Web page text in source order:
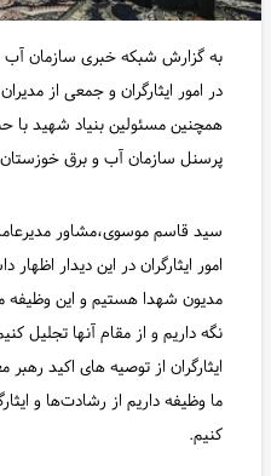
به گزارش شبکه خبری سازمان آب
در امور ایثارگران و جمعی از
همچنین مسئولین بنیاد شهید با
پرسنل سازمان آب و برق خوزستان
سید قاسم موسوی،مشاور
امور ایثارگران در این دیدار
مدیون شهدا هستیم و این وظیفه
نگه داریم و از مقام آنها تجلیل
ایثارگران از توصیه های اکید
ما وظیفه داریم از رشادت‌ها و
کنیم.